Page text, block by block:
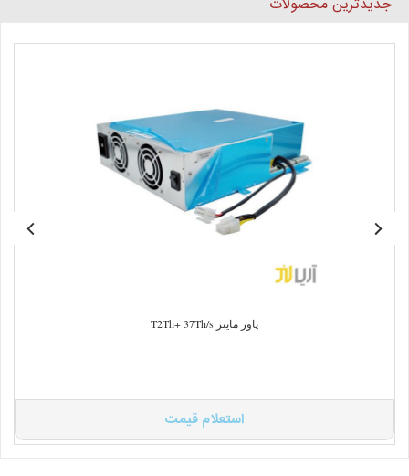
جدیدترین محصولات
پاور ماینر T2Th+ 37Th/s
استعلام قیمت